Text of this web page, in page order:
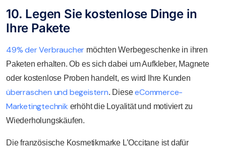
10. Legen Sie kostenlose Dinge in
Ihre Pakete
49% der Verbraucher möchten Werbegeschenke in ihren
Paketen erhalten. Ob es sich dabei um Aufkleber, Magnete
oder kostenlose Proben handelt, es wird Ihre Kunden
überraschen und begeistern. DieseeCommerce-
Marketingtechnik erhöht die Loyalität und motiviert zu
Wiederholungskäufen.
Die französische Kosmetikmarke L’Occitane ist dafür